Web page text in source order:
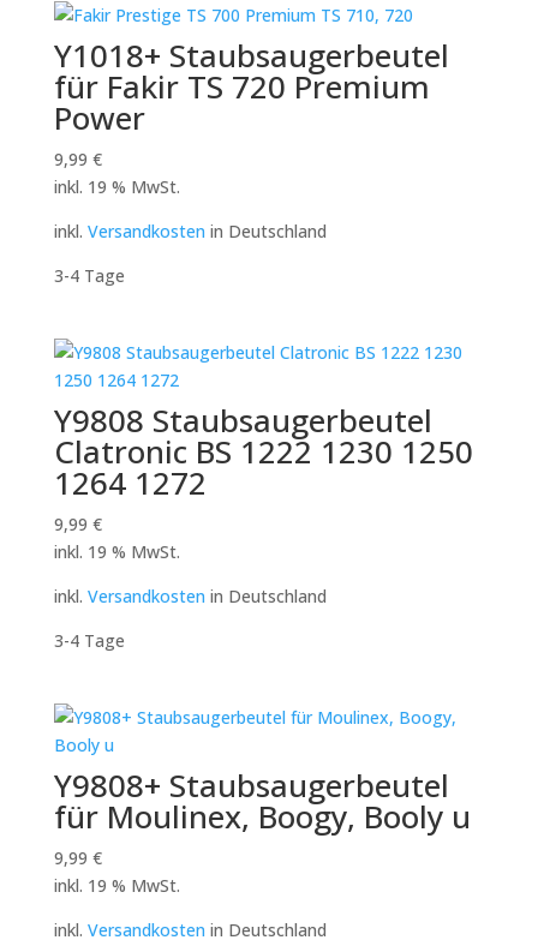
Y1018+ Staubsaugerbeutel
für Fakir TS 720 Premium
Power
9,99 €
inkl. 19 % MwSt.
inkl. Versandkosten in Deutschland
3-4 Tage
Y9808 Staubsaugerbeutel
Clatronic BS 1222 1230 1250
1264 1272
9,99 €
inkl. 19 % MwSt.
inkl. Versandkosten in Deutschland
3-4 Tage
Y9808+ Staubsaugerbeutel
für Moulinex, Boogy, Booly u
9,99 €
inkl. 19 % MwSt.
inkl. Versandkosten in Deutschland